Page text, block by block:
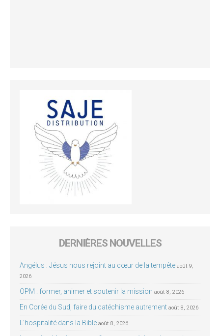
DERNIÈRES NOUVELLES
Angélus : Jésus nous rejoint au cœur de la tempête août 9,
2026
OPM : former, animer et soutenir la mission août 8, 2026
En Corée du Sud, faire du catéchisme autrement août 8, 2026
L’hospitalité dans la Bible août 8, 2026